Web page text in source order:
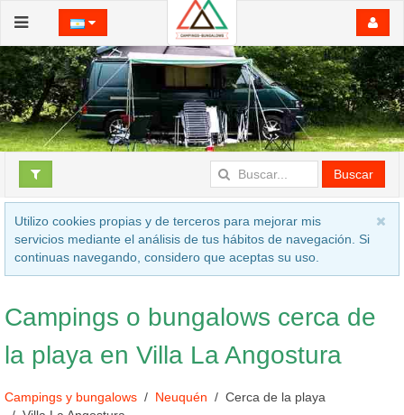
Buscar
Utilizo cookies propias y de terceros para mejorar mis
servicios mediante el análisis de tus hábitos de navegación. Si
continuas navegando, considero que aceptas su uso.
Campings o bungalows cerca de
la playa en Villa La Angostura
Campings y bungalows Neuquén
Cerca de la playa